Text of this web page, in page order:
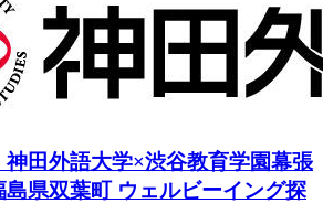
神田外語大学×渋谷教育学園幕張
県双葉町 ウェルビーイング探